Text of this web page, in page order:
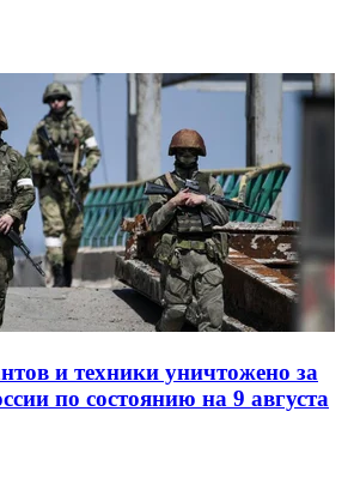
и техники уничтожено за
по состоянию на 9 августа